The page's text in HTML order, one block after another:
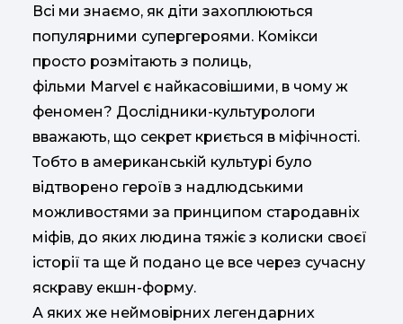
Всі ми знаємо, як діти захоплюються
популярними супергероями. Комікси
просто розмітають з полиць,
фільми Marvel є найкасовішими, в чому ж
феномен? Дослідники-культурологи
вважають, що секрет криється в міфічності.
Тобто в американській культурі було
відтворено героїв з надлюдськими
можливостями за принципом стародавніх
міфів, до яких людина тяжіє з колиски своєї
історії та ще й подано це все через сучасну
яскраву екшн-форму.
А яких же неймовірних легендарних